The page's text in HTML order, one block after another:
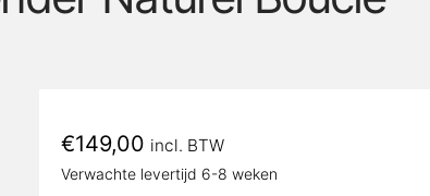
€149,00 incl. BTW
Verwachte levertijd 6-8 weken